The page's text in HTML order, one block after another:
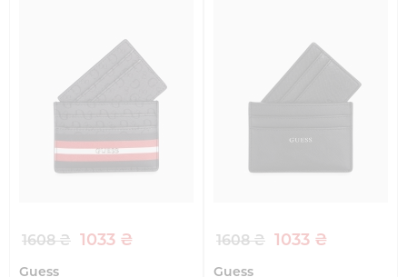
1608 ₴ 1033 ₴
Guess
1608 ₴ 1033 ₴
Guess